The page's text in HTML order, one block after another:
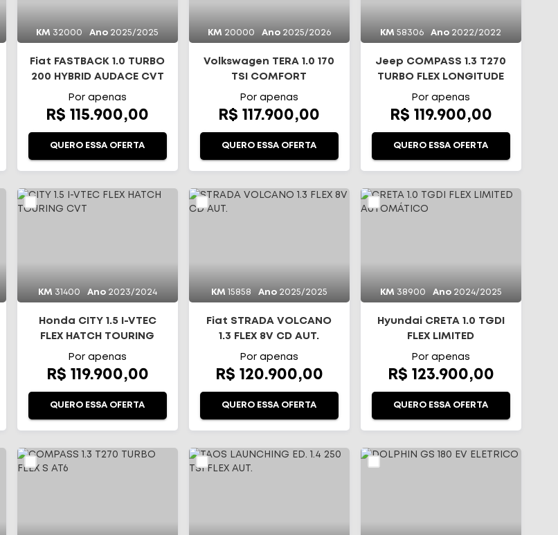
KM 32000 Ano 2025/2025
Fiat FASTBACK 1.0 TURBO
200 HYBRID AUDACE CVT
Por apenas
R$ 115.900,00
QUERO ESSA OFERTA
KM 20000 Ano 2025/2026
Volkswagen TERA 1.0 170
TSI COMFORT
AUTOMÁTICO
Por apenas
R$ 117.900,00
QUERO ESSA OFERTA
KM 58306 Ano 2022/2022
Jeep COMPASS 1.3 T270
TURBO FLEX LONGITUDE
Por apenas
R$ 119.900,00
QUERO ESSA OFERTA
KM 31400 Ano 2023/2024
Honda CITY 1.5 I-VTEC
FLEX HATCH TOURING
Por apenas
R$ 119.900,00
QUERO ESSA OFERTA
KM 15858 Ano 2025/2025
Fiat STRADA VOLCANO
1.3 FLEX 8V CD AUT.
Por apenas
R$ 120.900,00
QUERO ESSA OFERTA
KM 38900 Ano 2024/2025
Hyundai CRETA 1.0 TGDI
FLEX LIMITED
AUTOMÁTICO
Por apenas
R$ 123.900,00
QUERO ESSA OFERTA